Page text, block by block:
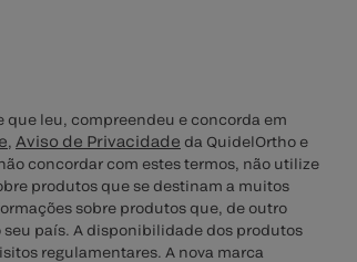
que leu, compreendeu e concorda em
, Aviso de Privacidade da QuidelOrtho e
concordar com estes termos, não utilize
produtos que se destinam a muitos
sobre produtos que, de outro
seu país. A disponibilidade dos produtos
regulamentares. A nova marca